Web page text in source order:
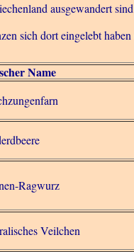
ausgewandert
sich dort eingelebt
Name
Ragwurz
Veilchen